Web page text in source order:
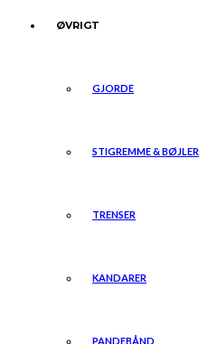
ØVRIGT
GJORDE
STIGREMME & BØJLER
TRENSER
KANDARER
PANDEBÅND